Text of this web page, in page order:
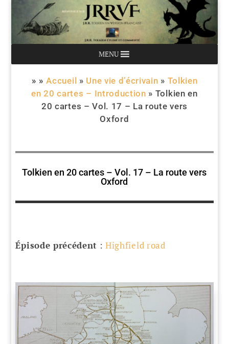
MENU
» » Accueil » Une vie d’écrivain » Tolkien
en 20 cartes – Introduction » Tolkien en
20 cartes – Vol. 17 – La route vers
Oxford
Tolkien en 20 cartes – Vol. 17 – La route vers
Oxford
Épisode précédent :Highfield road